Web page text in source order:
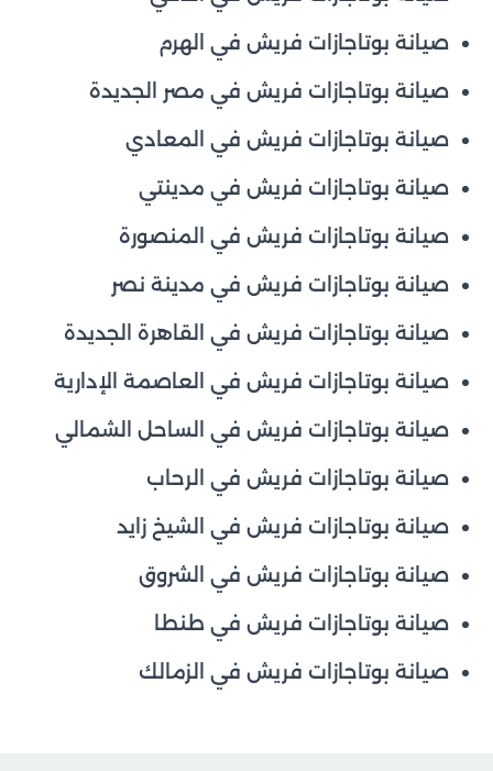
صيانة بوتاجازات فريش في الهرم
صيانة بوتاجازات فريش في مصر الجديدة
صيانة بوتاجازات فريش في المعادي
صيانة بوتاجازات فريش في مدينتي
صيانة بوتاجازات فريش في المنصورة
صيانة بوتاجازات فريش في مدينة نصر
صيانة بوتاجازات فريش في القاهرة الجديدة
صيانة بوتاجازات فريش في العاصمة الإدارية
صيانة بوتاجازات فريش في الساحل الشمالي
صيانة بوتاجازات فريش في الرحاب
صيانة بوتاجازات فريش في الشيخ زايد
صيانة بوتاجازات فريش في الشروق
صيانة بوتاجازات فريش في طنطا
صيانة بوتاجازات فريش في الزمالك